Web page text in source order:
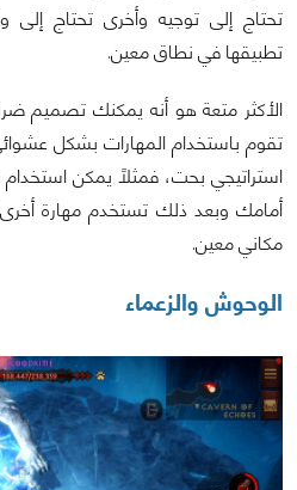
تحتاج إلى توجيه وأخرى تحتاج إلى
تطبيقها في نطاق معين.
الأكثر متعة هو أنه يمكنك تصميم
تقوم باستخدام المهارات بشكل
استراتيجي بحت، فمثلًا يمكن
أمامك وبعد ذلك تستخدم مهارة
مكاني معين.
الوحوش والزعماء